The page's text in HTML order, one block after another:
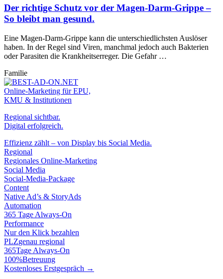
Der richtige Schutz vor der Magen-Darm-Grippe –
So bleibt man gesund.
Eine Magen-Darm-Grippe kann die unterschiedlichsten Auslöser
haben. In der Regel sind Viren, manchmal jedoch auch Bakterien
oder Parasiten die Krankheitserreger. Die Gefahr …
Familie
Online-Marketing für EPU,
KMU & Institutionen
Regional sichtbar.
Digital erfolgreich.
Effizienz zählt – von Display bis Social Media.
Regional
Regionales Online-Marketing
Social Media
Social-Media-Package
Content
Native Ad’s & StoryAds
Automation
365 Tage Always-On
Performance
Nur den Klick bezahlen
PLZgenau regional
365Tage Always-On
100%Betreuung
Kostenloses Erstgespräch →